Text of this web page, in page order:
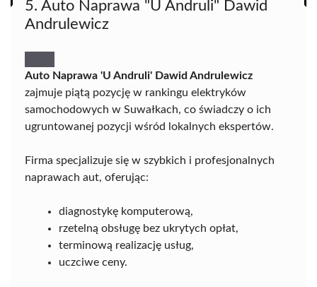
5. Auto Naprawa "U Andruli" Dawid
Andrulewicz
Auto Naprawa 'U Andruli' Dawid Andrulewicz
zajmuje piątą pozycję w rankingu elektryków
samochodowych w Suwałkach, co świadczy o ich
ugruntowanej pozycji wśród lokalnych ekspertów.
Firma specjalizuje się w szybkich i profesjonalnych
naprawach aut, oferując:
diagnostykę komputerową,
rzetelną obsługę bez ukrytych opłat,
terminową realizację usług,
uczciwe ceny.